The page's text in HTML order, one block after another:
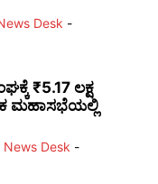
Desk -
₹5.17 ಲಕ್ಷ
ಮಹಾಸಭೆಯಲ್ಲಿ
Desk -